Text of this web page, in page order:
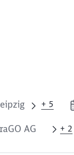
+ 5
AG + 2